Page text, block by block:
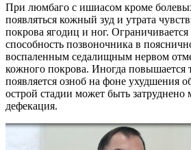
При люмбаго с ишиасом кроме
появляться кожный зуд и утрата
покрова ягодиц и ног. Ограничивается
способность позвоночника в
воспаленным седалищным нервом
кожного покрова. Иногда повышается
появляется озноб на фоне ухудшения
острой стадии может быть затруднено
дефекация.